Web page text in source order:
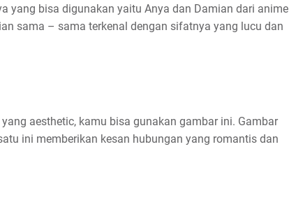
yang bisa digunakan yaitu Anya dan Damian dari anime
sama – sama terkenal dengan sifatnya yang lucu dan
aesthetic, kamu bisa gunakan gambar ini. Gambar
ini memberikan kesan hubungan yang romantis dan